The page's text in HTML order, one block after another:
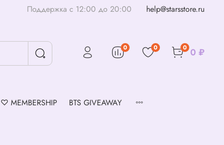
Поддержка с 12:00 до 20:00 help@starsstore.ru
0 0 0 0 ₽
♡ MEMBERSHIP BTS GIVEAWAY